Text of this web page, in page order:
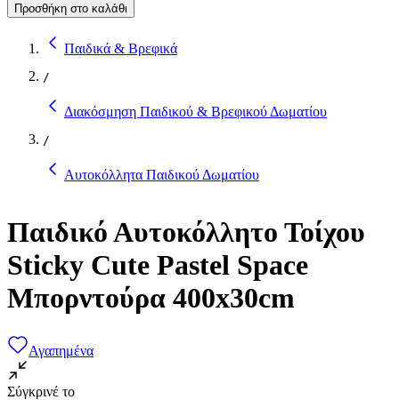
Προσθήκη στο καλάθι
Παιδικά & Βρεφικά
/
Διακόσμηση Παιδικού & Βρεφικού Δωματίου
/
Αυτοκόλλητα Παιδικού Δωματίου
Παιδικό Αυτοκόλλητο Τοίχου
Sticky Cute Pastel Space
Μπορντούρα 400x30cm
Αγαπημένα
Σύγκρινέ το